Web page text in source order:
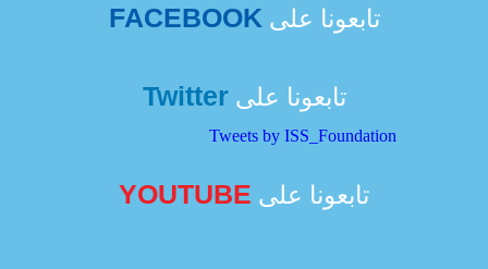
تابعونا على FACEBOOK
تابعونا علىTwitter
Tweets by ISS_Foundation
تابعونا على YOUTUBE